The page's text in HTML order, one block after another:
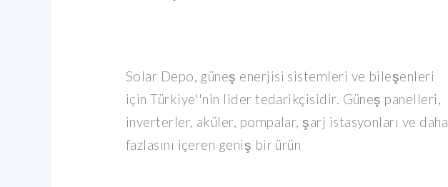
Solar Depo, güneş enerjisi sistemleri ve bileşenleri
için Türkiye''nin lider tedarikçisidir. Güneş panelleri,
inverterler, aküler, pompalar, şarj istasyonları ve daha
fazlasını içeren geniş bir ürün